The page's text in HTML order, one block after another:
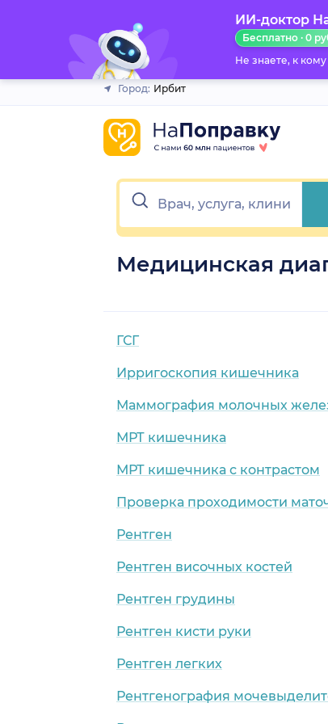
ИИ-доктор
Бесплатно · 0
Не знаете, к
Город: Ирбит
Медицинская
ГСГ
Ирригоскопия кишечника
Маммография молочных
МРТ кишечника
МРТ кишечника с контрастом
Проверка проходимости
Рентген
Рентген височных костей
Рентген грудины
Рентген кисти руки
Рентген легких
Рентгенография